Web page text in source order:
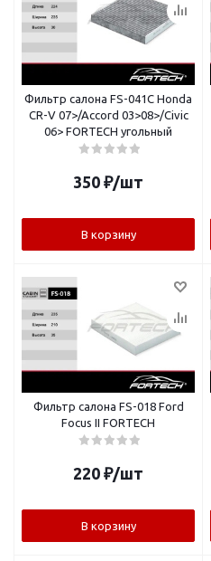
Фильтр салона FS-041С Honda
CR-V 07>/Accord 03>08>/Civic
06> FORTECH угольный
350 ₽/шт
В корзину
Фильтр салона FS-018 Ford
Focus II FORTECH
220 ₽/шт
В корзину